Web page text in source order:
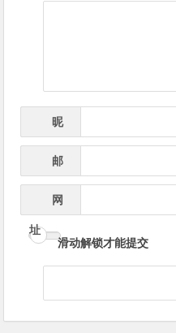
昵
邮
网
址
滑动解锁才能提交